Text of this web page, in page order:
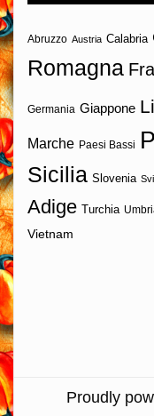
Abruzzo Austria Calabria
Romagna
Germania Giappone
Marche Paesi Bassi
Sicilia Slovenia
Adige Turchia
Vietnam
Proudly